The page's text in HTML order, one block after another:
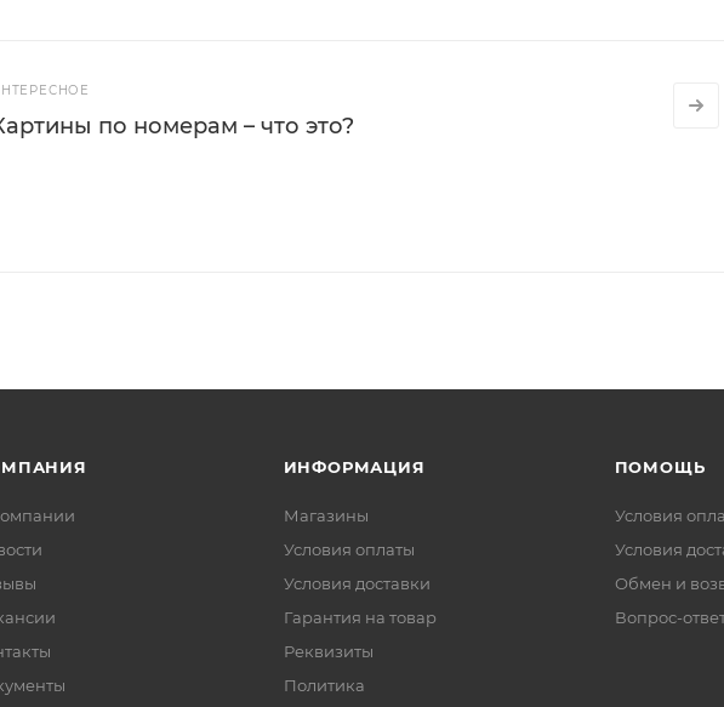
по номерам – что это?
ИНФОРМАЦИЯ
Магазины
Условия оплаты
Условия доставки
Гарантия на товар
Реквизиты
Политика
ПОМОЩЬ
Условия
Условия
Обмен и
Вопрос-